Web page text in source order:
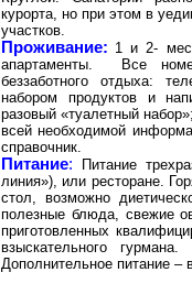
курорта, но при этом в
участков.
Проживание: 1 и 2-
апартаменты. Все
беззаботного отдыха:
набором продуктов и
разовый «туалетный
всей необходимой
справочник.
Питание:
Питание
линия»), или ресторане.
стол, возможно
полезные блюда, свежие
приготовленных
взыскательного
Дополнительное питание –